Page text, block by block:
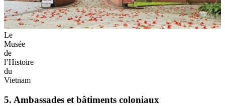
Le
Musée
de
l’Histoire
du
Vietnam
5. Ambassades et bâtiments coloniaux